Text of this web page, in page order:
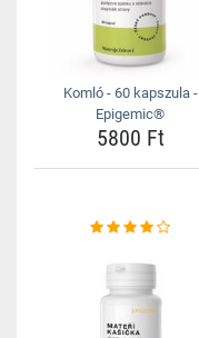
Komló - 60 kapszula -
Epigemic®
5800 Ft